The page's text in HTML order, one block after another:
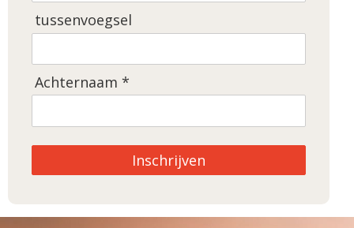
tussenvoegsel
Achternaam *
Inschrijven